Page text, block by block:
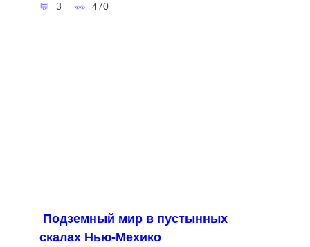
3 470
Подземный мир в пустынных
скалах Нью-Мехико